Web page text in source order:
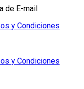
de E-mail
y Condiciones
y Condiciones